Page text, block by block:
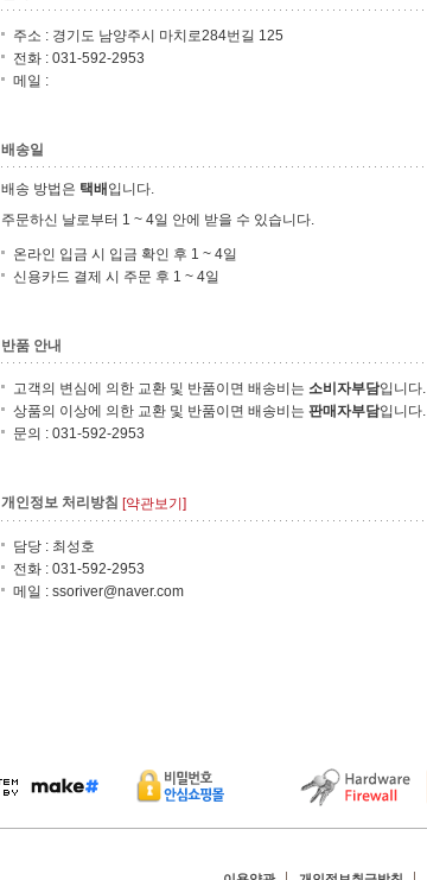
주소 : 경기도 남양주시 마치로284번길 125
전화 : 031-592-2953
메일 :
배송일
배송 방법은 택배입니다.
주문하신 날로부터 1 ~ 4일 안에 받을 수 있습니다.
온라인 입금 시 입금 확인 후 1 ~ 4일
신용카드 결제 시 주문 후 1 ~ 4일
반품 안내
고객의 변심에 의한 교환 및 반품이면 배송비는 소비자부담입니다.
상품의 이상에 의한 교환 및 반품이면 배송비는 판매자부담입니다.
문의 : 031-592-2953
개인정보 처리방침 [약관보기]
담당 : 최성호
전화 : 031-592-2953
메일 : ssoriver@naver.com